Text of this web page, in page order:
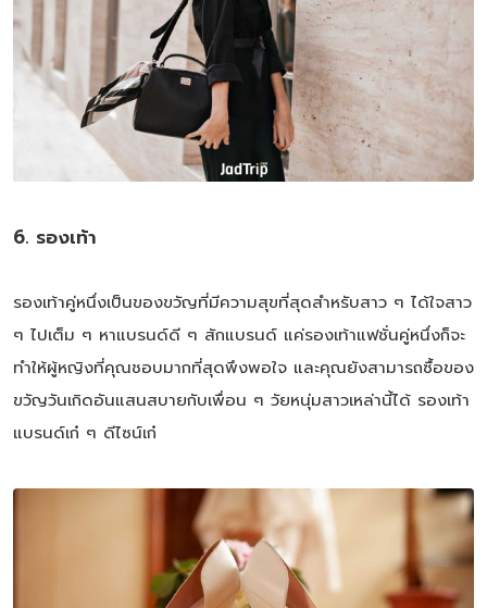
6. รองเท้า
รองเท้าคู่หนึ่งเป็นของขวัญที่มีความสุขที่สุดสำหรับสาว ๆ ได้ใจสาว
ๆ ไปเต็ม ๆ หาแบรนด์ดี ๆ สักแบรนด์ แค่รองเท้าแฟชั่นคู่หนึ่งก็จะ
ทำให้ผู้หญิงที่คุณชอบมากที่สุดพึงพอใจ และคุณยังสามารถซื้อของ
ขวัญวันเกิดอันแสนสบายกับเพื่อน ๆ วัยหนุ่มสาวเหล่านี้ได้ รองเท้า
แบรนด์เก๋ ๆ ดีไซน์เก๋